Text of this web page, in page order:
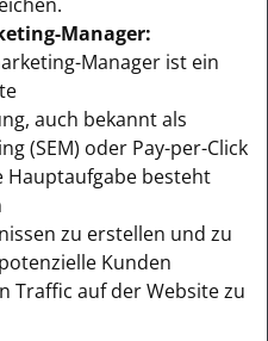
Manager:
Manager ist ein
auch bekannt als
(SEM) oder Pay-per-Click
Hauptaufgabe besteht
zu erstellen und zu
Kunden
Traffic auf der Website zu